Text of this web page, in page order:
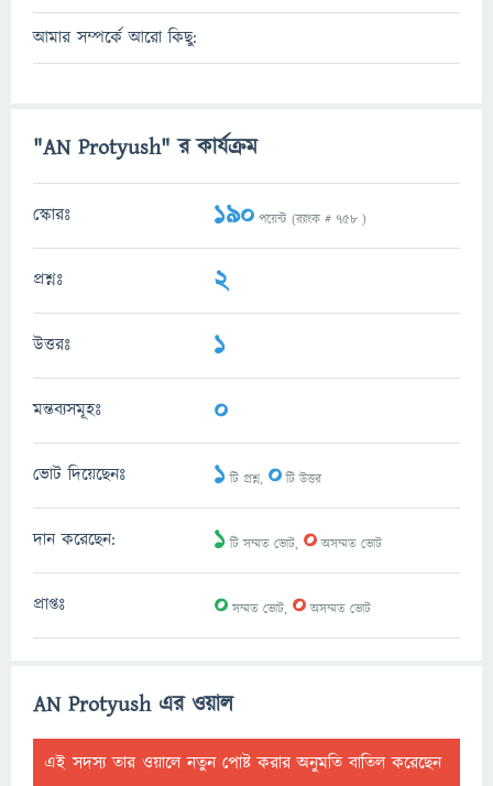
আমার সম্পর্কে আরো কিছু:
"AN Protyush" র কার্যক্রম
স্কোরঃ 190 পয়েন্ট (র‌্যাংক # 758 )
প্রশ্নঃ 2
উত্তরঃ 1
মন্তব্যসমূহঃ 0
ভোট দিয়েছেনঃ 1টি প্রশ্ন, 0টি উত্তর
দান করেছেন: 1টি সম্মত ভোট, 0অসম্মত ভোট
প্রাপ্তঃ 0সম্মত ভোট, 0অসম্মত ভোট
AN Protyush এর ওয়াল
এই সদস্য তার ওয়ালে নতুন পোষ্ট করার অনুমতি বাতিল করেছেন